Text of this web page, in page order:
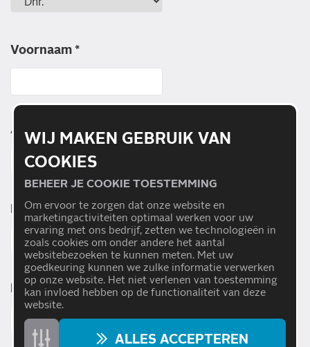
Voornaam *
Achternaam *
Bedrijfsnaam
KVK nummer
WIJ MAKEN GEBRUIK VAN
COOKIES
BEHEER JE COOKIE TOESTEMMING
Om ervoor te zorgen dat onze website en
marketingactiviteiten optimaal werken voor uw
ervaring met ons bedrijf, zetten we technologieën in
zoals cookies om onder andere het aantal
websitebezoeken te kunnen meten. Met uw
goedkeuring kunnen we zulke informatie verwerken
op onze website. Het niet verlenen van toestemming
kan invloed hebben op de functionaliteit van deze
website.
ALLES ACCEPTEREN